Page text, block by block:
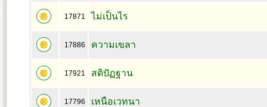
17871 ไม่เป็นไร
17886 ความเขลา
17921 สติปัฏฐาน
17796 เหนือเวทนา